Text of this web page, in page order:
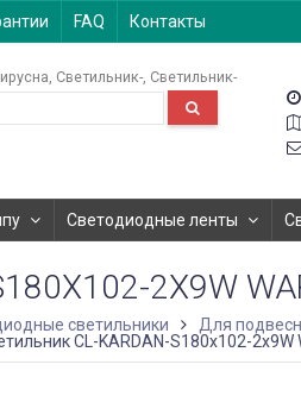
FAQ Контакты
Светильник- Светильник-
Светодиодные ленты
2X9W
светильники Для
CL-KARDAN-S180x102-